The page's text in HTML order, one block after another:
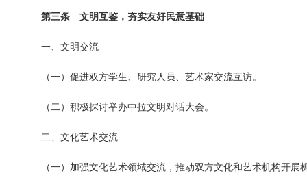
第三条 文明互鉴，夯实友好民意基础
一、文明交流
（一）促进双方学生、研究人员、艺术家交流互访。
（二）积极探讨举办中拉文明对话大会。
二、文化艺术交流
（一）加强文化艺术领域交流，推动双方文化和艺术机构开展